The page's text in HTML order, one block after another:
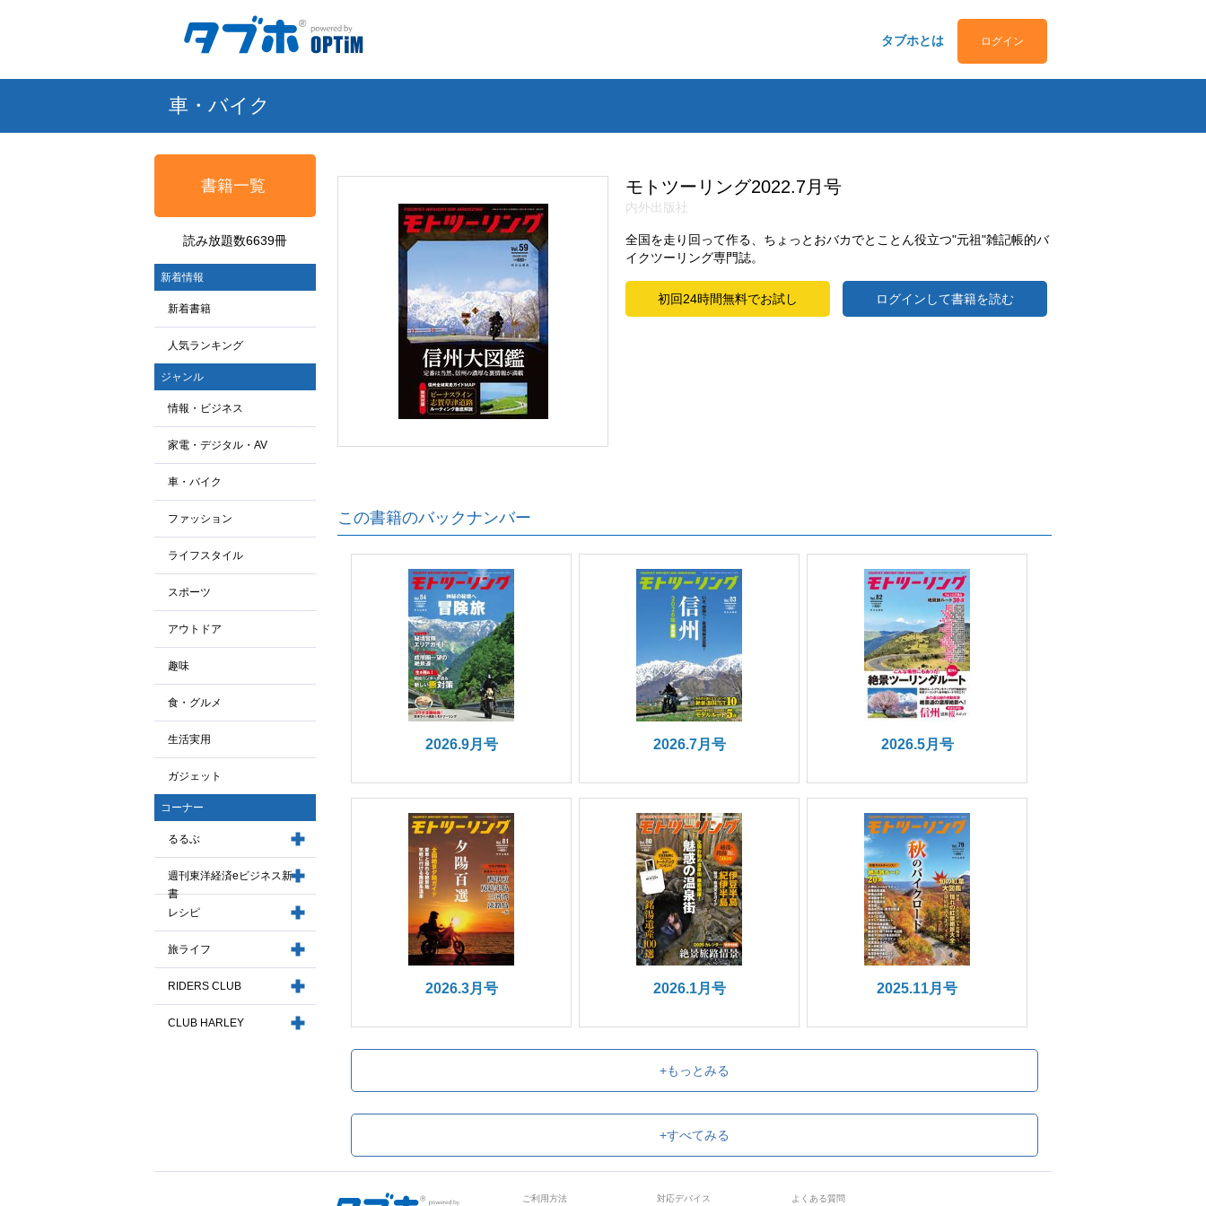
タブホとは ログイン
車・バイク
書籍一覧
読み放題数6639冊
新着情報
新着書籍
人気ランキング
ジャンル
情報・ビジネス
家電・デジタル・AV
車・バイク
ファッション
ライフスタイル
スポーツ
アウトドア
趣味
食・グルメ
生活実用
ガジェット
コーナー
るるぶ
週刊東洋経済eビジネス新
書
レシピ
旅ライフ
RIDERS CLUB
CLUB HARLEY
モトツーリング2022.7月号
内外出版社
全国を走り回って作る、ちょっとおバカでとことん役立つ"元祖"雑記帳的バ
イクツーリング専門誌。
初回24時間無料でお試し ログインして書籍を読む
この書籍のバックナンバー
2026.9月号 2026.7月号 2026.5月号
2026.3月号 2026.1月号 2025.11月号
+もっとみる
+すべてみる
ご利用方法 対応デバイス よくある質問